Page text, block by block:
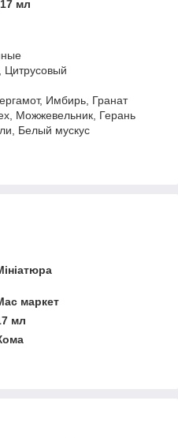
мл
Имбирь, Гранат
Можжевельник, Герань
Белый мускус
маркет
мл